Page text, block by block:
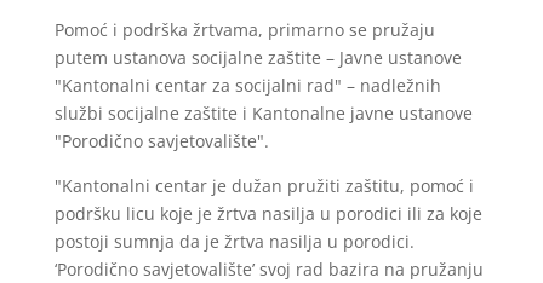
Pomoć i podrška žrtvama, primarno se pružaju
putem ustanova socijalne zaštite – Javne ustanove
"Kantonalni centar za socijalni rad" – nadležnih
službi socijalne zaštite i Kantonalne javne ustanove
"Porodično savjetovalište".
"Kantonalni centar je dužan pružiti zaštitu, pomoć i
podršku licu koje je žrtva nasilja u porodici ili za koje
postoji sumnja da je žrtva nasilja u porodici.
‘Porodično savjetovalište’ svoj rad bazira na pružanju